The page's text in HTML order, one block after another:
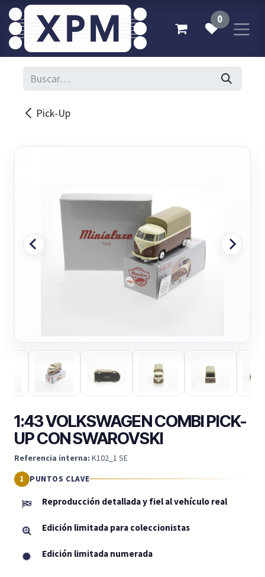
Ir al contenido
0
Pick-Up
1:43 VOLKSWAGEN COMBI PICK-
UP CON SWAROVSKI
Referencia interna: K102_1 SE
PUNTOS CLAVE
Reproducción detallada y fiel al vehículo real
Edición limitada para coleccionistas
Edición limitada numerada